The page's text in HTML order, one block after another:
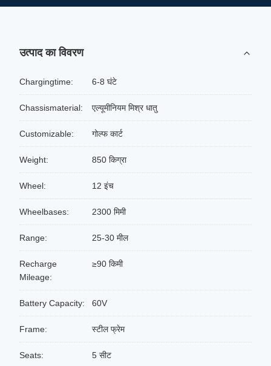
उत्पाद का विवरण
Chargingtime: 6-8 घंटे
Chassismaterial: एल्यूमीनियम मिश्र धातु
Customizable: गोल्फ कार्ट
Weight: 850 किग्रा
Wheel: 12 इंच
Wheelbases: 2300 मिमी
Range: 25-30 मील
Recharge
Mileage:
≥90 किमी
Battery Capacity: 60V
Frame: स्टील फ्रेम
Seats: 5 सीट